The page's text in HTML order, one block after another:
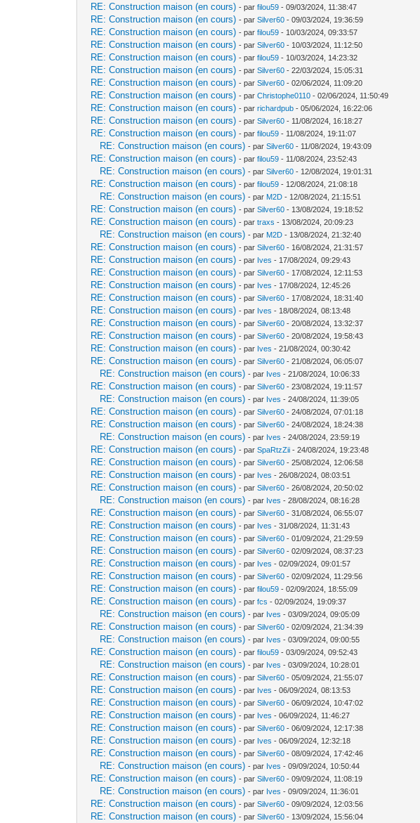
RE: Construction maison (en cours) - parfilou59 - 09/03/2024, 11:38:47
RE: Construction maison (en cours) - parSilver60 - 09/03/2024, 19:36:59
RE: Construction maison (en cours) - parfilou59 - 10/03/2024, 09:33:57
RE: Construction maison (en cours) - parSilver60 - 10/03/2024, 11:12:50
RE: Construction maison (en cours) - parfilou59 - 10/03/2024, 14:23:32
RE: Construction maison (en cours) - parSilver60 - 22/03/2024, 15:05:31
RE: Construction maison (en cours) - parSilver60 - 02/06/2024, 11:09:20
RE: Construction maison (en cours) - parChristophe0110 - 02/06/2024, 11:50:49
RE: Construction maison (en cours) - parrichardpub - 05/06/2024, 16:22:06
RE: Construction maison (en cours) - parSilver60 - 11/08/2024, 16:18:27
RE: Construction maison (en cours) - parfilou59 - 11/08/2024, 19:11:07
RE: Construction maison (en cours) - parSilver60 - 11/08/2024, 19:43:09
RE: Construction maison (en cours) - parfilou59 - 11/08/2024, 23:52:43
RE: Construction maison (en cours) - parSilver60 - 12/08/2024, 19:01:31
RE: Construction maison (en cours) - parfilou59 - 12/08/2024, 21:08:18
RE: Construction maison (en cours) - par M2D - 12/08/2024, 21:15:51
RE: Construction maison (en cours) - parSilver60 - 13/08/2024, 19:18:52
RE: Construction maison (en cours) - partraxs - 13/08/2024, 20:09:23
RE: Construction maison (en cours) - par M2D - 13/08/2024, 21:32:40
RE: Construction maison (en cours) - parSilver60 - 16/08/2024, 21:31:57
RE: Construction maison (en cours) - par Ives - 17/08/2024, 09:29:43
RE: Construction maison (en cours) - parSilver60 - 17/08/2024, 12:11:53
RE: Construction maison (en cours) - par Ives - 17/08/2024, 12:45:26
RE: Construction maison (en cours) - parSilver60 - 17/08/2024, 18:31:40
RE: Construction maison (en cours) - par Ives - 18/08/2024, 08:13:48
RE: Construction maison (en cours) - parSilver60 - 20/08/2024, 13:32:37
RE: Construction maison (en cours) - parSilver60 - 20/08/2024, 19:58:43
RE: Construction maison (en cours) - par Ives - 21/08/2024, 00:30:42
RE: Construction maison (en cours) - parSilver60 - 21/08/2024, 06:05:07
RE: Construction maison (en cours) - par Ives - 21/08/2024, 10:06:33
RE: Construction maison (en cours) - parSilver60 - 23/08/2024, 19:11:57
RE: Construction maison (en cours) - par Ives - 24/08/2024, 11:39:05
RE: Construction maison (en cours) - parSilver60 - 24/08/2024, 07:01:18
RE: Construction maison (en cours) - parSilver60 - 24/08/2024, 18:24:38
RE: Construction maison (en cours) - par Ives - 24/08/2024, 23:59:19
RE: Construction maison (en cours) - parSpaRtzZii - 24/08/2024, 19:23:48
RE: Construction maison (en cours) - parSilver60 - 25/08/2024, 12:06:58
RE: Construction maison (en cours) - par Ives - 26/08/2024, 08:03:51
RE: Construction maison (en cours) - parSilver60 - 26/08/2024, 20:50:02
RE: Construction maison (en cours) - par Ives - 28/08/2024, 08:16:28
RE: Construction maison (en cours) - parSilver60 - 31/08/2024, 06:55:07
RE: Construction maison (en cours) - par Ives - 31/08/2024, 11:31:43
RE: Construction maison (en cours) - parSilver60 - 01/09/2024, 21:29:59
RE: Construction maison (en cours) - parSilver60 - 02/09/2024, 08:37:23
RE: Construction maison (en cours) - par Ives - 02/09/2024, 09:01:57
RE: Construction maison (en cours) - parSilver60 - 02/09/2024, 11:29:56
RE: Construction maison (en cours) - parfilou59 - 02/09/2024, 18:55:09
RE: Construction maison (en cours) - parfcs - 02/09/2024, 19:09:37
RE: Construction maison (en cours) - par Ives - 03/09/2024, 09:05:09
RE: Construction maison (en cours) - parSilver60 - 02/09/2024, 21:34:39
RE: Construction maison (en cours) - par Ives - 03/09/2024, 09:00:55
RE: Construction maison (en cours) - parfilou59 - 03/09/2024, 09:52:43
RE: Construction maison (en cours) - par Ives - 03/09/2024, 10:28:01
RE: Construction maison (en cours) - parSilver60 - 05/09/2024, 21:55:07
RE: Construction maison (en cours) - par Ives - 06/09/2024, 08:13:53
RE: Construction maison (en cours) - parSilver60 - 06/09/2024, 10:47:02
RE: Construction maison (en cours) - par Ives - 06/09/2024, 11:46:27
RE: Construction maison (en cours) - parSilver60 - 06/09/2024, 12:17:38
RE: Construction maison (en cours) - par Ives - 06/09/2024, 12:32:18
RE: Construction maison (en cours) - parSilver60 - 08/09/2024, 17:42:46
RE: Construction maison (en cours) - par Ives - 09/09/2024, 10:50:44
RE: Construction maison (en cours) - parSilver60 - 09/09/2024, 11:08:19
RE: Construction maison (en cours) - par Ives - 09/09/2024, 11:36:01
RE: Construction maison (en cours) - parSilver60 - 09/09/2024, 12:03:56
RE: Construction maison (en cours) - parSilver60 - 13/09/2024, 15:56:04